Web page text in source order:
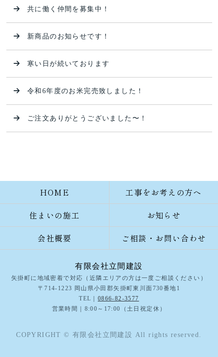
共に働く仲間を募集中！
新商品のお知らせです！
寒い日が続いております
令和6年度のお米完売致しました！
ご注文ありがとうございました〜！
HOME
工事をお考えの方へ
住まいの施工
お知らせ
会社概要
ご相談・お問い合わせ
有限会社立間建設
矢掛町に地域密着で対応（近隣エリアの方は一度ご相談ください）
〒714-1223 岡山県小田郡矢掛町東川面730番地1
TEL｜ 0866-82-3577
営業時間｜8:00～17:00（土日祝定休）
COPYRIGHT © 有限会社立間建設 All rights reserved.